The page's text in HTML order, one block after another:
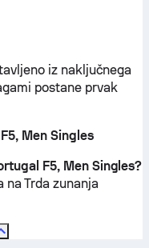
iz naključnega
postane prvak
Men Singles
F5, Men Singles?
na Trda zunanja